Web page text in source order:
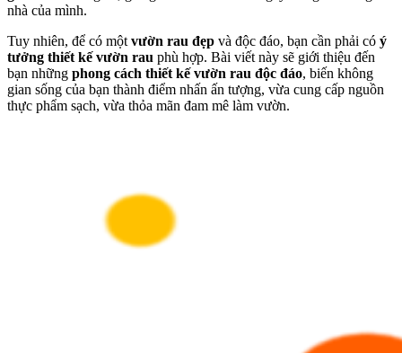
nhà của mình.
Tuy nhiên, để có một vườn rau đẹp và độc đáo, bạn cần phải có ý
tưởng thiết kế vườn rau phù hợp. Bài viết này sẽ giới thiệu đến
bạn những phong cách thiết kế vườn rau độc đáo, biến không
gian sống của bạn thành điểm nhấn ấn tượng, vừa cung cấp nguồn
thực phẩm sạch, vừa thỏa mãn đam mê làm vườn.